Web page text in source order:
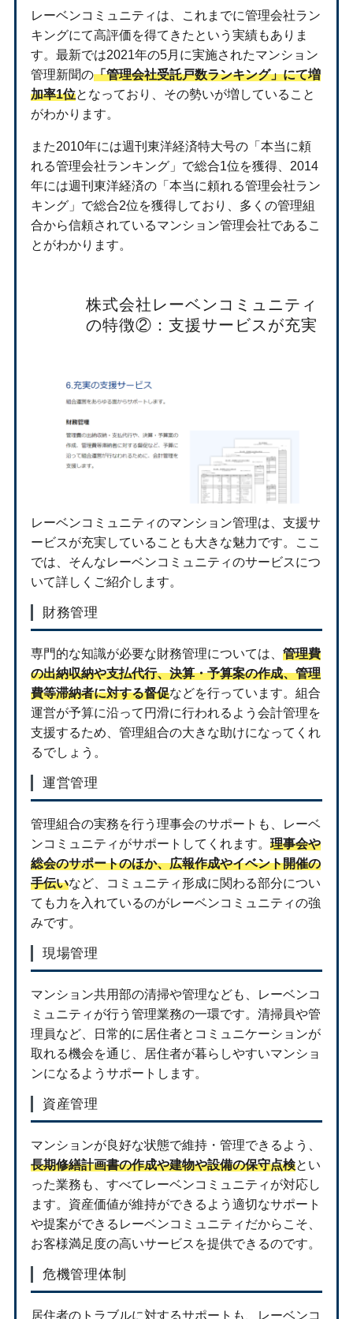
レーベンコミュニティは、これまでに管理会社ラン
キングにて高評価を得てきたという実績もありま
す。最新では2021年の5月に実施されたマンション
管理新聞の「管理会社受託戸数ランキング」にて増
加率1位となっており、その勢いが増していること
がわかります。
また2010年には週刊東洋経済特大号の「本当に頼
れる管理会社ランキング」で総合1位を獲得、2014
年には週刊東洋経済の「本当に頼れる管理会社ラン
キング」で総合2位を獲得しており、多くの管理組
合から信頼されているマンション管理会社であるこ
とがわかります。
株式会社レーベンコミュニティ
の特徴②：支援サービスが充実
レーベンコミュニティのマンション管理は、支援サ
ービスが充実していることも大きな魅力です。ここ
では、そんなレーベンコミュニティのサービスにつ
いて詳しくご紹介します。
財務管理
専門的な知識が必要な財務管理については、 管理費
の出納収納や支払代行、決算・予算案の作成、管理
費等滞納者に対する督促などを行っています。組合
運営が予算に沿って円滑に行われるよう会計管理を
支援するため、管理組合の大きな助けになってくれ
るでしょう。
運営管理
管理組合の実務を行う理事会のサポートも、レーベ
ンコミュニティがサポートしてくれます。 理事会や
総会のサポートのほか、広報作成やイベント開催の
手伝いなど、コミュニティ形成に関わる部分につい
ても力を入れているのがレーベンコミュニティの強
みです。
現場管理
マンション共用部の清掃や管理なども、レーベンコ
ミュニティが行う管理業務の一環です。清掃員や管
理員など、日常的に居住者とコミュニケーションが
取れる機会を通じ、居住者が暮らしやすいマンショ
ンになるようサポートします。
資産管理
マンションが良好な状態で維持・管理できるよう、
長期修繕計画書の作成や建物や設備の保守点検とい
った業務も、すべてレーベンコミュニティが対応し
ます。資産価値が維持ができるよう適切なサポート
や提案ができるレーベンコミュニティだからこそ、
お客様満足度の高いサービスを提供できるのです。
危機管理体制
居住者のトラブルに対するサポートも、レーベンコ